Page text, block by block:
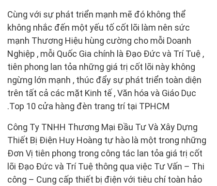
Cùng với sự phát triển mạnh mẽ đó không thể
không nhắc đến một yếu tố cốt lõi làm nên sức
mạnh Thương Hiệu hùng cường cho mỗi Doanh
Nghiệp , mỗi Quốc Gia chính là Đạo Đức và Trí Tuệ ,
tiên phong lan tỏa những giá trị cốt lõi này không
ngừng lớn mạnh , thúc đẩy sự phát triển toàn diện
trên tất cả các mặt Kinh tế , Văn hóa và Giáo Dục
.Top 10 cửa hàng đèn trang trí tại TPHCM
Công Ty TNHH Thương Mại Đầu Tư Và Xây Dựng
Thiết Bị Điện Huy Hoàng tự hào là một trong những
Đơn Vị tiên phong trong công tác lan tỏa giá trị cốt
lõi Đạo Đức và Trí Tuệ thông qua việc Tư Vấn – Thi
công – Cung cấp thiết bị điện với tiêu chí toàn hảo